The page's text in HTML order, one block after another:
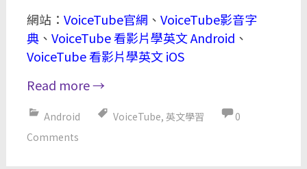
網站： VoiceTube官網 、 VoiceTube影音字
典、 VoiceTube 看影片學英文 Android 、
VoiceTube 看影片學英文 iOS
Read more→
Android VoiceTube, 英文學習
0
Comments